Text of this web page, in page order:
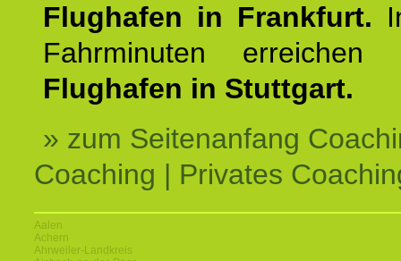
Flughafen in Frankfurt.
Fahrminuten
Flughafen in Stuttgart.
» zum Seitenanfang
Coaching | Privates
Aalen
Achern
Ahrweiler-Landkreis